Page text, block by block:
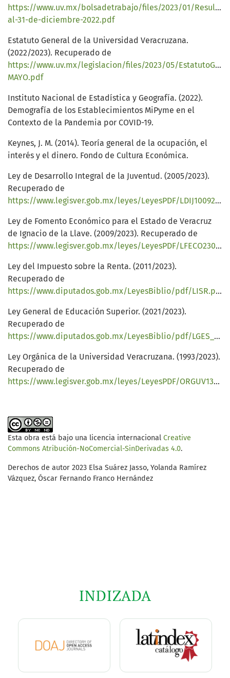
https://www.uv.mx/bolsadetrabajo/files/2023/01/
al-31-de-diciembre-2022.pdf
Estatuto General de la Universidad Veracruzana.
(2022/2023). Recuperado de
https://www.uv.mx/legislacion/files/2023/05/
MAYO.pdf
Instituto Nacional de Estadística y Geografía. (2022).
Demografía de los Establecimientos MiPyme en el
Contexto de la Pandemia por COVID-19.
Keynes, J. M. (2014). Teoría general de la ocupación, el
interés y el dinero. Fondo de Cultura Económica.
Ley de Desarrollo Integral de la Juventud. (2005/2023).
Recuperado de
https://www.legisver.gob.mx/leyes/LeyesPDF/LDIJ10092020.pdf
Ley de Fomento Económico para el Estado de Veracruz
de Ignacio de la Llave. (2009/2023). Recuperado de
https://www.legisver.gob.mx/leyes/LeyesPDF/LFECO230818.pdf
Ley del Impuesto sobre la Renta. (2011/2023).
Recuperado de
https://www.diputados.gob.mx/LeyesBiblio/pdf/LISR.pdf
Ley General de Educación Superior. (2021/2023).
Recuperado de
https://www.diputados.gob.mx/LeyesBiblio/pdf/LGES_200421.pdf
Ley Orgánica de la Universidad Veracruzana. (1993/2023).
Recuperado de
https://www.legisver.gob.mx/leyes/LeyesPDF/ORGUV130397.pdf
Esta obra está bajo una licencia internacional Creative
Commons Atribución-NoComercial-SinDerivadas 4.0.
Derechos de autor 2023 Elsa Suárez Jasso, Yolanda Ramírez
Vázquez, Óscar Fernando Franco Hernández
INDIZADA